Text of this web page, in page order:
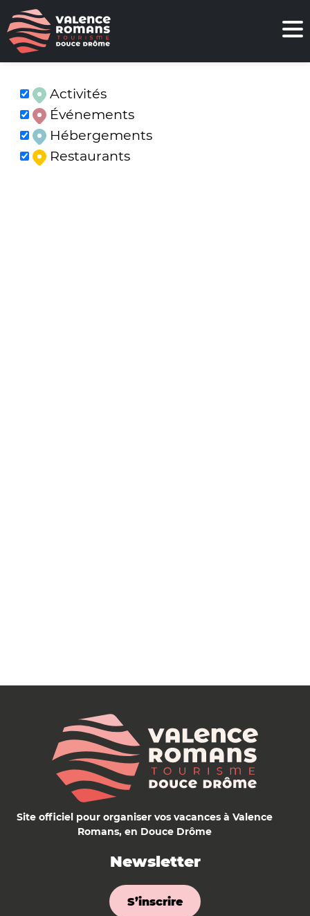
Activités
Événements
Hébergements
Restaurants
Site officiel pour organiser vos vacances à Valence
Romans, en Douce Drôme
Newsletter
S’inscrire